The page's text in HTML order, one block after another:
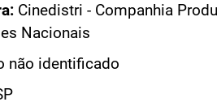
Cinedistri - Companhia
Nacionais
não identificado